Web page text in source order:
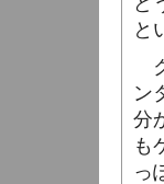
と
ン
分
も
っ